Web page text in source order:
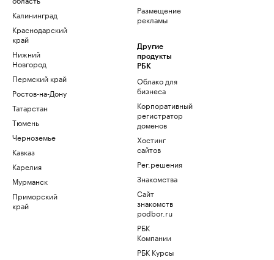
Калининград
Краснодарский
край
Нижний
Новгород
Пермский край
Ростов-на-Дону
Татарстан
Тюмень
Черноземье
Кавказ
Карелия
Мурманск
Приморский
край
Размещение
рекламы
Другие
продукты
РБК
Облако для
бизнеса
Корпоративный
регистратор
доменов
Хостинг
сайтов
Рег.решения
Знакомства
Сайт
знакомств
podbor.ru
РБК
Компании
РБК Курсы